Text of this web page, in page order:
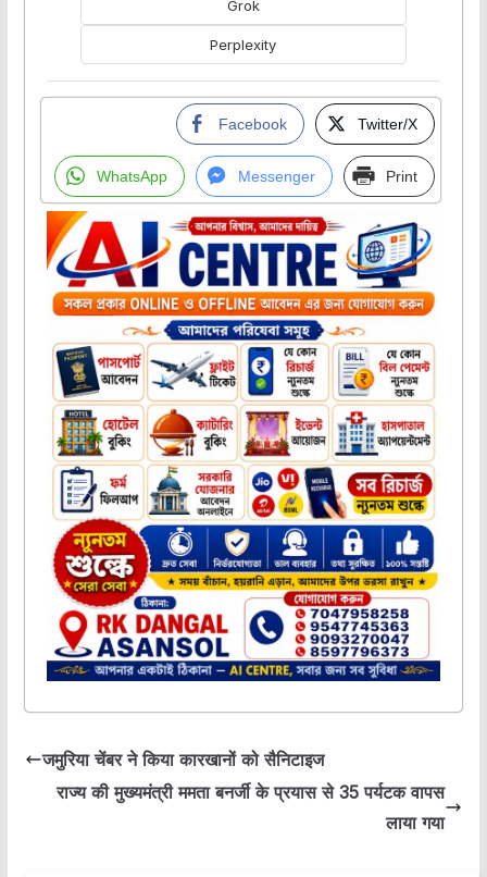
Grok
Perplexity
Facebook Twitter/X
WhatsApp Messenger Print
जमुरिया चेंबर ने किया कारखानों को सैनिटाइज
राज्य की मुख्यमंत्री ममता बनर्जी के प्रयास से 35 पर्यटक वापस
लाया गया